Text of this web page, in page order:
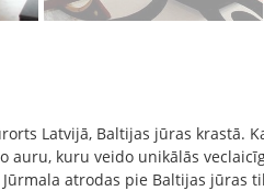
Latvijā, Baltijas jūras krastā.
auru, kuru veido unikālās
atrodas pie Baltijas jūras